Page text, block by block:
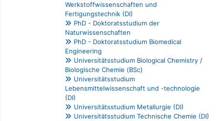
Werkstoffwissenschaften und
Fertigungstechnik (DI)
PhD - Doktoratsstudium der
Naturwissenschaften
PhD - Doktoratsstudium Biomedical
Engineering
Universitätsstudium Biological Chemistry /
Biologische Chemie (BSc)
Universitätsstudium
Lebensmittelwissenschaft und -technologie
(DI)
Universitätsstudium Metallurgie (DI)
Universitätsstudium Technische Chemie (DI)